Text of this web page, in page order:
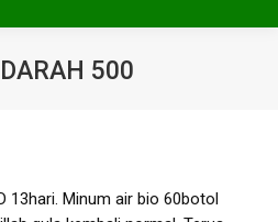
500
13hari. Minum air bio 60botol